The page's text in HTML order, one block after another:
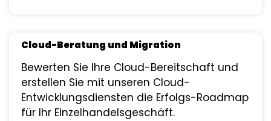
Cloud-Beratung und Migration
Bewerten Sie Ihre Cloud-Bereitschaft und
erstellen Sie mit unseren Cloud-
Entwicklungsdiensten die Erfolgs-Roadmap
für Ihr Einzelhandelsgeschäft.